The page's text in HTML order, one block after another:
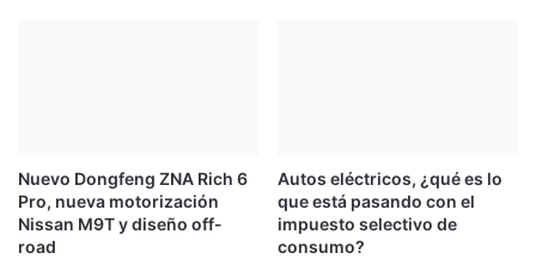
Nuevo Dongfeng ZNA Rich 6
Pro, nueva motorización
Nissan M9T y diseño off-
road
Autos eléctricos, ¿qué es lo
que está pasando con el
impuesto selectivo de
consumo?